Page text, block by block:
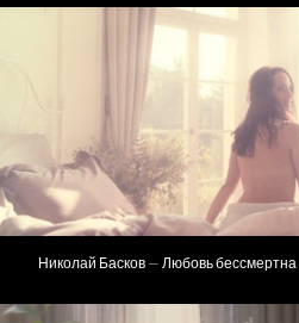
Николай Басков — Любовь бессмертна